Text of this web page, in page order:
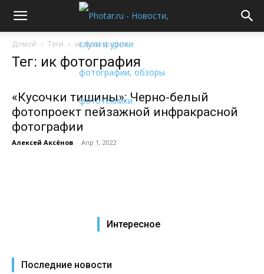
Домой Теги ик фотография
Тег: ик фотография
«Кусочки тишины»: Черно-белый
фотопроект пейзажной инфракрасной
фотографии
Алексей Аксёнов - Апр 1, 2022
Интересное
Последние новости